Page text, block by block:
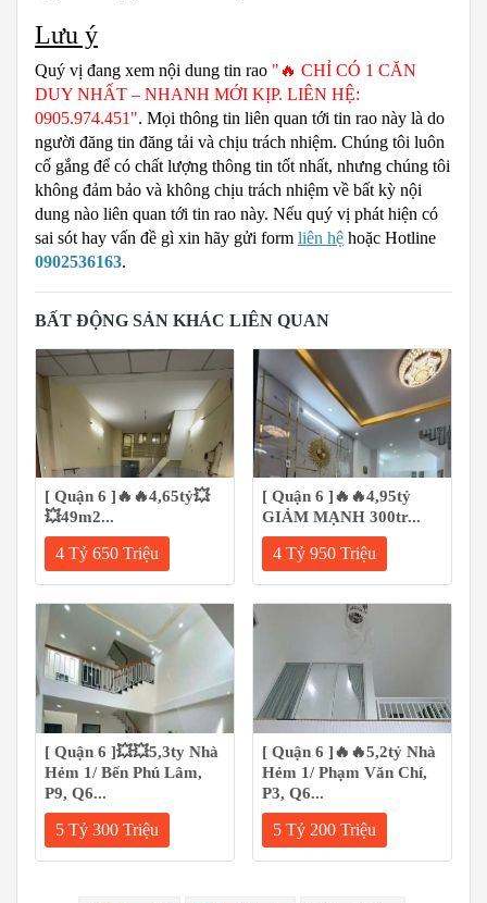
Lưu ý
Quý vị đang xem nội dung tin rao "🔥 CHỈ CÓ 1 CĂN
DUY NHẤT – NHANH MỚI KỊP. LIÊN HỆ:
0905.974.451". Mọi thông tin liên quan tới tin rao này là do
người đăng tin đăng tải và chịu trách nhiệm. Chúng tôi luôn
cố gắng để có chất lượng thông tin tốt nhất, nhưng chúng tôi
không đảm bảo và không chịu trách nhiệm về bất kỳ nội
dung nào liên quan tới tin rao này. Nếu quý vị phát hiện có
sai sót hay vấn đề gì xin hãy gửi form liên hệ hoặc Hotline
0902536163.
BẤT ĐỘNG SẢN KHÁC LIÊN QUAN
[ Quận 6 ]🔥🔥4,65tỷ💥
💥49m2...
4 Tỷ 650 Triệu
[ Quận 6 ]🔥🔥4,95tỷ
GIẢM MẠNH 300tr...
4 Tỷ 950 Triệu
[ Quận 6 ]💥💥5,3ty Nhà
Hẻm 1/ Bến Phú Lâm,
P9, Q6...
5 Tỷ 300 Triệu
[ Quận 6 ]🔥🔥5,2tỷ Nhà
Hẻm 1/ Phạm Văn Chí,
P3, Q6...
5 Tỷ 200 Triệu